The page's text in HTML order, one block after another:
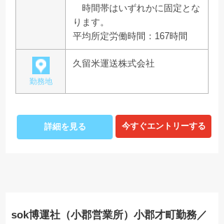
時間帯はいずれかに固定とな
ります。
平均所定労働時間：167時間
勤務地
久留米運送株式会社
詳細を見る
sok博運社（小郡営業所）小郡才町勤務／